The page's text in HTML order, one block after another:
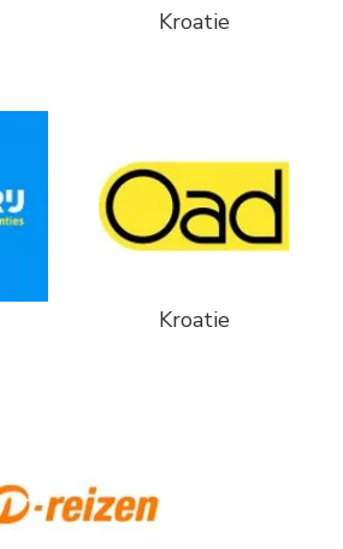
Kroatie
Kroatie